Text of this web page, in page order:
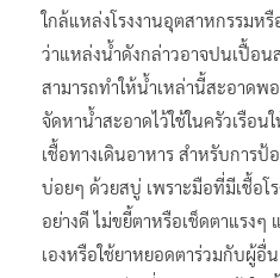
ใกล้แหล่งโรงงานอุตสาหกรรมห
ว่าแหล่งน้ำดังกล่าวอาจปนเปื้อน
สามารถทำให้น้ำเหล่านี้สะอาดพ
จัดหาน้ำสะอาดไว้ใช้ในครัวเรือ
เชื้อทางเดินอาหาร สำหรับการ
บ่อยๆ ด้วยสบู่ เพราะมือที่มีเชื้อโ
อย่างดี ไม่ขยี้ตาหรือเช็ดตาแรงๆ
เองหรือใช้ยาหยอดตาร่วมกับผู้